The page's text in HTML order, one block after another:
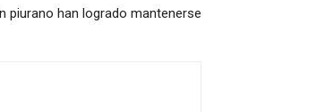
piurano han logrado mantenerse